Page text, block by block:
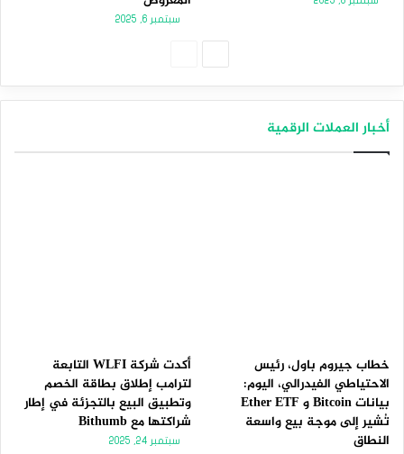
سبتمبر 6, 2025
أخبار العملات الرقمية
خطاب جيروم باول، رئيس
الاحتياطي الفيدرالي، اليوم:
بيانات Bitcoin و Ether ETF
تُشير إلى موجة بيع واسعة
النطاق
أكدت شركة WLFI التابعة
لترامب إطلاق بطاقة الخصم
وتطبيق البيع بالتجزئة في إطار
شراكتها مع Bithumb
سبتمبر 24, 2025